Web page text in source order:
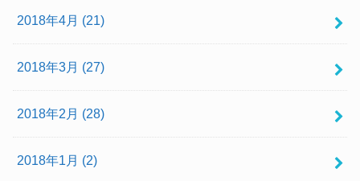
2018年4月 (21)
2018年3月 (27)
2018年2月 (28)
2018年1月 (2)